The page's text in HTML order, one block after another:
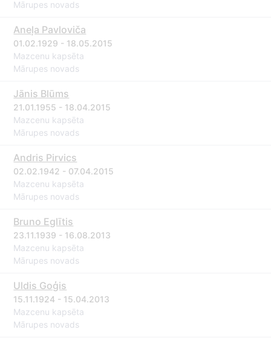
Mārupes novads
Aneļa Pavloviča
01.02.1929 - 18.05.2015
Mazcenu kapsēta
Mārupes novads
Jānis Blūms
21.01.1955 - 18.04.2015
Mazcenu kapsēta
Mārupes novads
Andris Pirvics
02.02.1942 - 07.04.2015
Mazcenu kapsēta
Mārupes novads
Bruno Eglītis
23.11.1939 - 16.08.2013
Mazcenu kapsēta
Mārupes novads
Uldis Goģis
15.11.1924 - 15.04.2013
Mazcenu kapsēta
Mārupes novads